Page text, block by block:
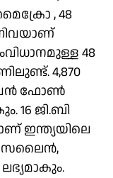
, 48
48
4,870
ഫോണ്‍
ജി.ബി
ഇന്ത്യയിലെ